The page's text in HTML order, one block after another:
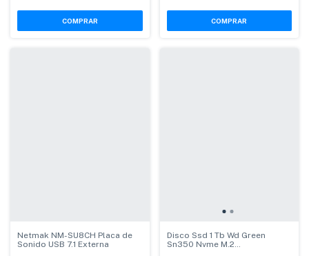
Netmak NM-SU8CH Placa de
Sonido USB 7.1 Externa
Disco Ssd 1 Tb Wd Green
Sn350 Nvme M.2